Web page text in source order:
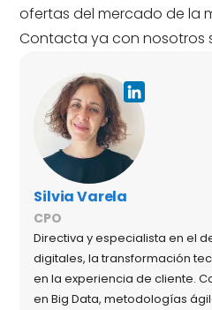
ofertas del mercado de la
Contacta ya con nosotros
Silvia Varela
CPO
Directiva y especialista en el
digitales, la transformación
en la experiencia de cliente.
en Big Data, metodologías